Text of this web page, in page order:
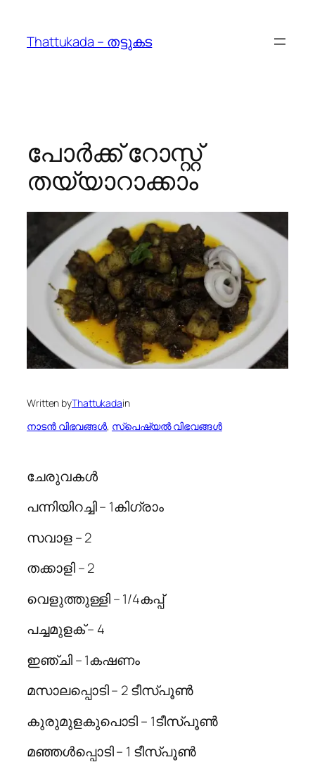
content
Thattukada – തട്ടുകട
പോര്‍ക്ക്‌ റോസ്റ്റ്
തയ്യാറാക്കാം
Written byThattukadain
നാടന്‍ വിഭവങ്ങള്‍, സ്പെഷ്യല്‍ വിഭവങ്ങള്‍
ചേരുവകള്‍
പന്നിയിറച്ചി – 1കിഗ്രാം
സവാള – 2
തക്കാളി – 2
വെളുത്തുള്ളി – 1/4കപ്പ്
പച്ചമുളക് – 4
ഇഞ്ചി – 1കഷണം
മസാലപ്പൊടി – 2 ടീസ്പൂണ്‍
കുരുമുളകുപൊടി – 1ടീസ്പൂണ്‍
മഞ്ഞള്‍പ്പൊടി – 1 ടീസ്പൂണ്‍